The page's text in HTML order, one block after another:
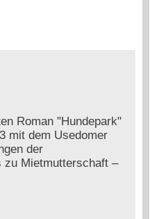
Roman "Hundepark"
mit dem Usedomer
der
zu Mietmutterschaft –